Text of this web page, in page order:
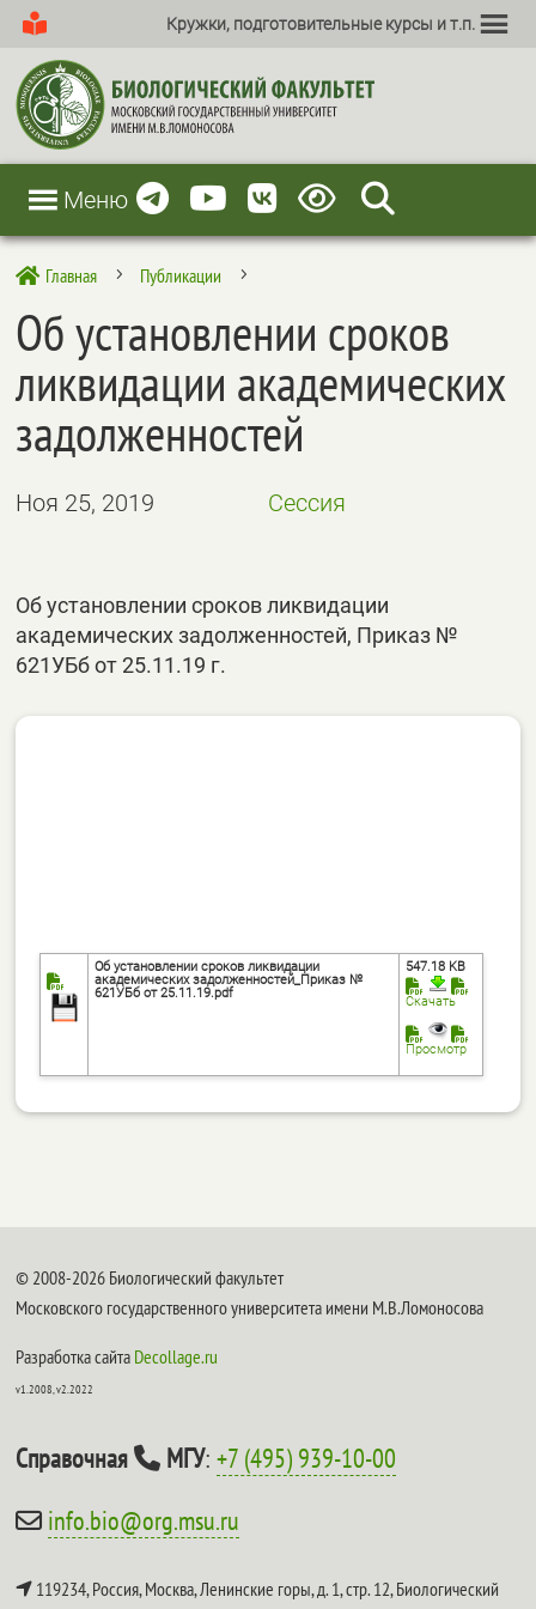
Кружки, подготовительные курсы и т.п.
Меню
 Главная 5 Публикации 5
Об установлении сроков
ликвидации академических
задолженностей
Ноя 25, 2019 Сессия
Об установлении сроков ликвидации
академических задолженностей, Приказ №
621УБб от 25.11.19 г.
Об установлении сроков ликвидации
академических задолженностей_Приказ №
621УБб от 25.11.19.pdf
547.18 KB
Скачать
Просмотр
© 2008-2026 Биологический факультет
Московского государственного университета имени М.В.Ломоносова
Разработка сайта Decollage.ru
v1.2008, v2.2022
Справочная МГУ:+7 (495) 939-10-00
info.bio@org.msu.ru
119234, Россия, Москва, Ленинские горы, д. 1, стр. 12,Биологический